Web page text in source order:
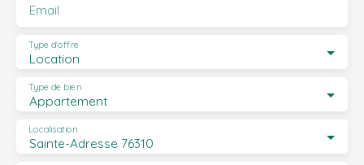
Email
Location
Type d'offre
Appartement
Type de bien
Sainte-Adresse 76310
Localisation